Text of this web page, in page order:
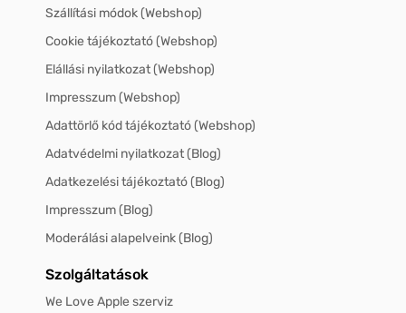
Szállítási módok (Webshop)
Cookie tájékoztató (Webshop)
Elállási nyilatkozat (Webshop)
Impresszum (Webshop)
Adattörlő kód tájékoztató (Webshop)
Adatvédelmi nyilatkozat (Blog)
Adatkezelési tájékoztató (Blog)
Impresszum (Blog)
Moderálási alapelveink (Blog)
Szolgáltatások
We Love Apple szerviz